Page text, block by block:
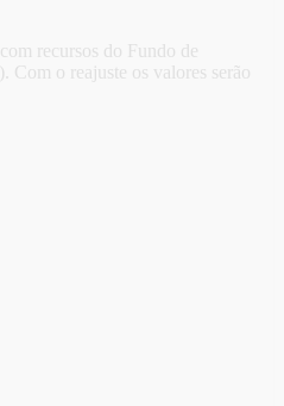
recursos do Fundo de
o reajuste os valores serão